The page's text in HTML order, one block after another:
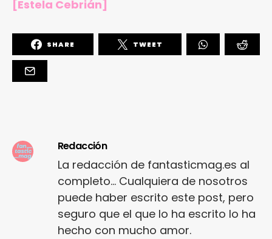
[Estela Cebrián]
SHARE TWEET
Redacción
La redacción de fantasticmag.es al
completo... Cualquiera de nosotros
puede haber escrito este post, pero
seguro que el que lo ha escrito lo ha
hecho con mucho amor.